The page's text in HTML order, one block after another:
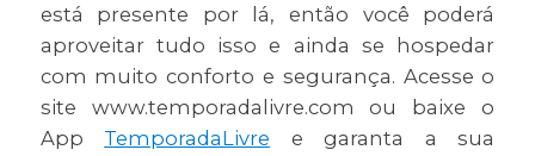
está presente por lá, então você poderá
aproveitar tudo isso e ainda se hospedar
com muito conforto e segurança. Acesse o
site www.temporadalivre.com ou baixe o
App TemporadaLivre e garanta a sua